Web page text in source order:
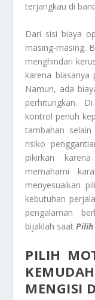
terjangkau di
Dari sisi biaya
masing-masing.
menghindari
karena biasanya
Namun, ada
perhitungkan.
kontrol penuh
tambahan
risiko
pikirkan
memahami
menyesuaikan
kebutuhan
pengalaman
bijaklah saat
PILIH
MENGISI